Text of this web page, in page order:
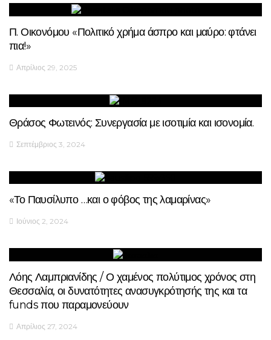
Π. Οικονόμου «Πολιτικό χρήμα άσπρο και μαύρο: φτάνει
πια!»
Απρίλιος 29, 2025
Θράσος Φωτεινός: Συνεργασία με ισοτιμία και ισονομία.
Σεπτέμβριος 3, 2024
«Το Παυσίλυπο …και ο φόβος της λαμαρίνας»
Ιούνιος 2, 2024
Λόης Λαμπριανίδης / Ο χαμένος πολύτιμος χρόνος στη
Θεσσαλία, οι δυνατότητες ανασυγκρότησής της και τα
funds που παραμονεύουν
Απρίλιος 27, 2024